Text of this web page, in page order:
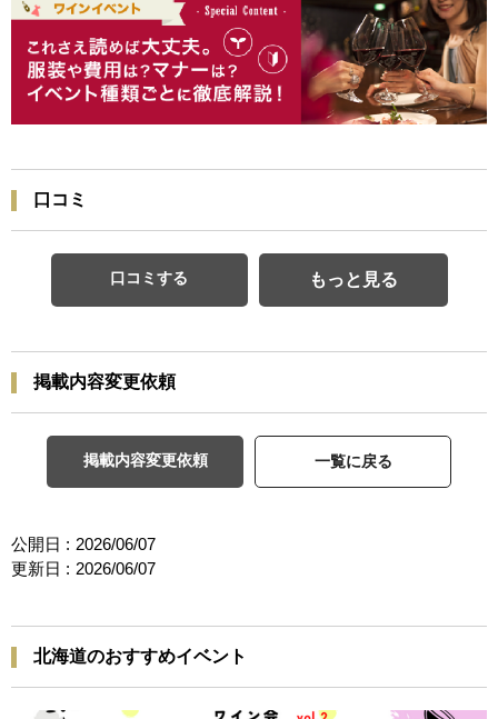
口コミ
口コミする もっと見る
掲載内容変更依頼
掲載内容変更依頼 一覧に戻る
公開日 : 2026/06/07
更新日 : 2026/06/07
北海道のおすすめイベント